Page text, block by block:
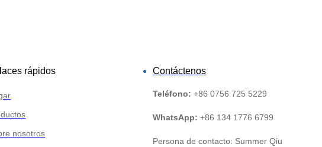
rápidos
nosotros
Contáctenos
Teléfono: +86 0756 725 5229
WhatsApp: +86 134 1776 6799
Persona de contacto: Summer Qiu